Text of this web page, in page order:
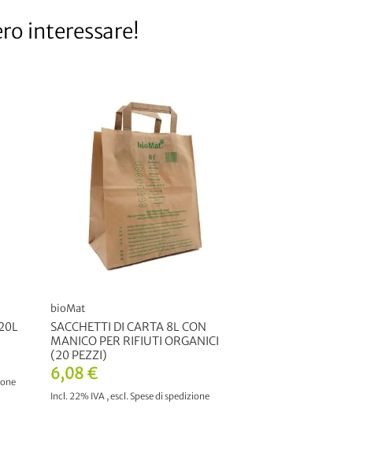
interessare!
6,08 €
Incl. 22% IVA ,escl.Spese di spedizione
bioMat
SACCHETTI DI CARTA 8L CON
MANICO PER RIFIUTI ORGANICI
(20 PEZZI)